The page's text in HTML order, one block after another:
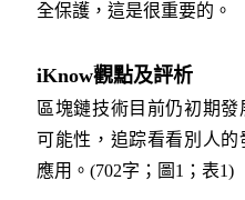
全保護，這是很重要的。
iKnow觀點及評析
區塊鏈技術目前仍初期
可能性，追踪看看別人
應用。(702字；圖1；表1)